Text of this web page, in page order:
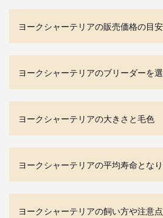
ヨークシャーテリアの販売価格の目安
ヨークシャーテリアのブリーダーを
ヨークシャーテリアの大きさと毛色
ヨークシャーテリアの平均寿命とな
ヨークシャーテリアの飼い方や注意点